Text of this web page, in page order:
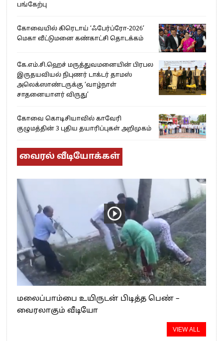
பங்கேற்பு
கோவையில் கிரெடாய் ‘ஃபேர்ப்ரோ-2026’
மெகா வீட்டுமனை கண்காட்சி தொடக்கம்
கே.எம்.சி.ஹெச் மருத்துவமனையின் பிரபல
இருதயவியல் நிபுணர் டாக்டர் தாமஸ்
அலெக்ஸாண்டருக்கு ‘வாழ்நாள்
சாதனையாளர் விருது’
கோவை கொடிசியாவில் காவேரி
குழுமத்தின் 3 புதிய தயாரிப்புகள் அறிமுகம்
வைரல் வீடியோக்கள்
மலைப்பாம்பை உயிருடன் பிடித்த பெண் –
வைரலாகும் வீடியோ
VIEW ALL